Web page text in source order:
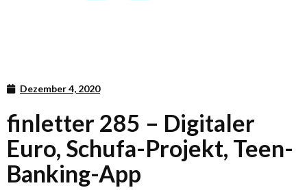
Dezember 4, 2020
finletter 285 – Digitaler
Euro, Schufa-Projekt, Teen-
Banking-App